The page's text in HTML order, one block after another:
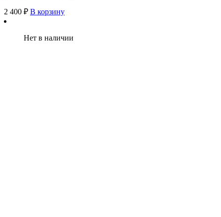
2 400 ₽ В корзину
Нет в наличии